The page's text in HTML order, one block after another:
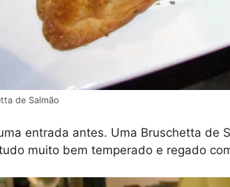
de Salmão
entrada antes. Uma Bruschetta de
muito bem temperado e regado